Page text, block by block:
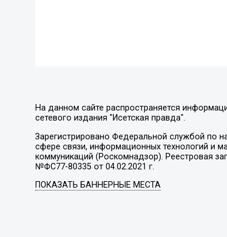
На данном сайте распространяется
сетевого издания "Исетская правда".
Зарегистрировано Федеральной службой по
сфере связи, информационных технологий и
коммуникаций (Роскомнадзор). Реестровая
№ФС77-80335 от 04.02.2021 г.
ПОКАЗАТЬ БАННЕРНЫЕ МЕСТА